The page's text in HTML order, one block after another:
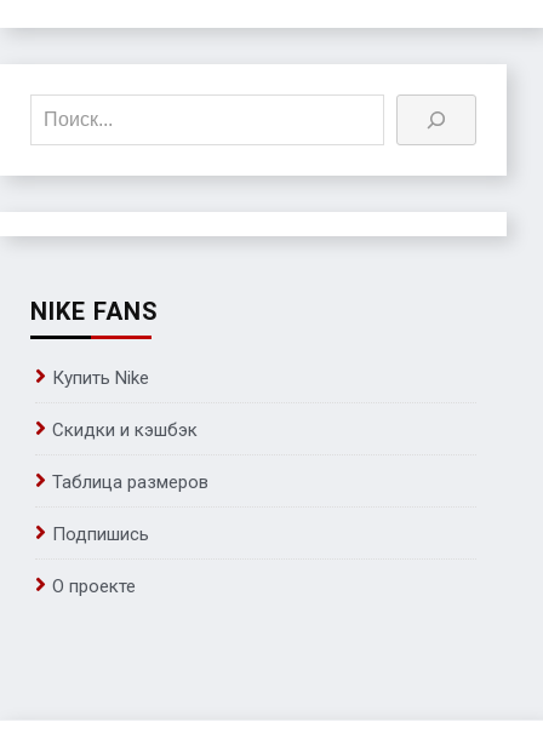
Поиск
NIKE FANS
Купить Nike
Скидки и кэшбэк
Таблица размеров
Подпишись
О проекте